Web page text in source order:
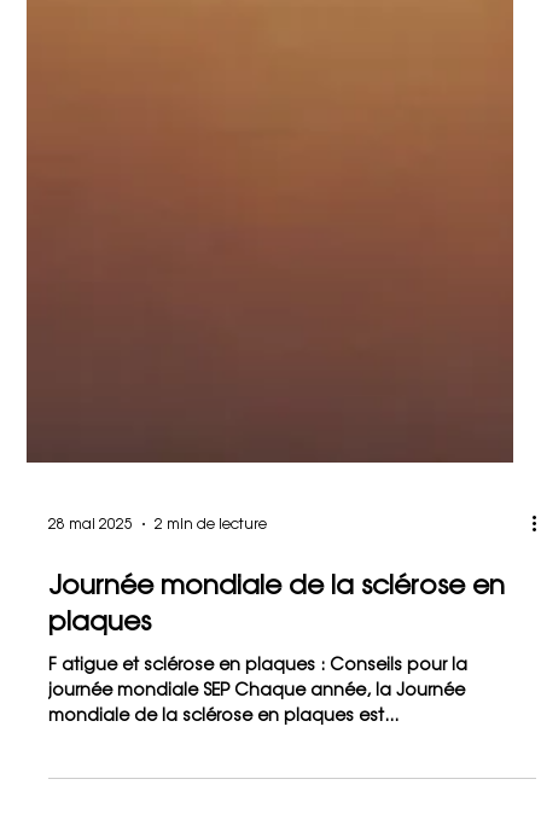
Journée mondiale de la sclérose en
plaques
F atigue et sclérose en plaques : Conseils pour la